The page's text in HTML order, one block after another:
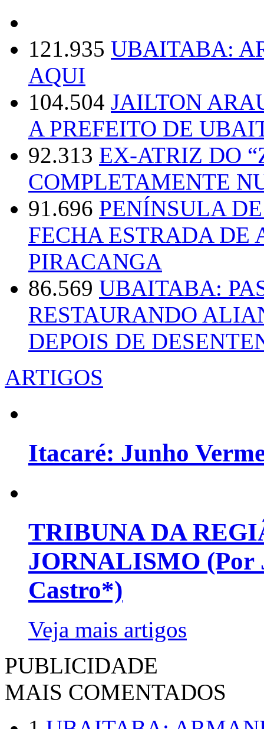
121.935 UBAITABA:
AQUI
104.504 JAILTON
A PREFEITO DE
92.313 EX-ATRIZ DO
COMPLETAMENTE
91.696 PENÍNSULA
FECHA ESTRADA DE
PIRACANGA
86.569 UBAITABA:
RESTAURANDO
DEPOIS DE
ARTIGOS
Itacaré: Junho
TRIBUNA DA
JORNALISMO (Por
Castro*)
Veja mais artigos
PUBLICIDADE
MAIS COMENTADOS